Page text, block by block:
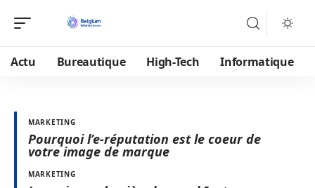
Actu Bureautique High-Tech Informatique
MARKETING
Pourquoi l’e-réputation est le coeur de
votre image de marque
MARKETING